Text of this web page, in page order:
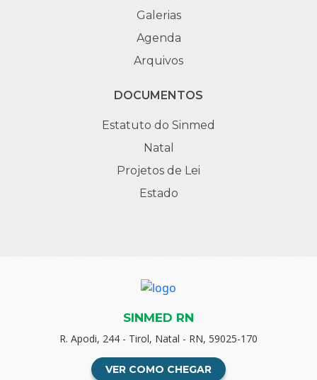
Galerias
Agenda
Arquivos
DOCUMENTOS
Estatuto do Sinmed
Natal
Projetos de Lei
Estado
SINMED RN
R. Apodi, 244 - Tirol, Natal - RN, 59025-170
VER COMO CHEGAR